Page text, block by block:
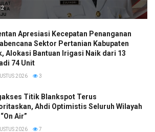
Apresiasi Kecepatan Penanganan
Sektor Pertanian Kabupaten
Alokasi Bantuan Irigasi Naik dari 13
74 Unit
2026 3
Titik Blankspot Terus
Ahdi Optimistis Seluruh Wilayah
Air”
2026 7